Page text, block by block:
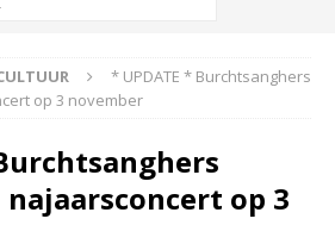
* UPDATE * Burchtsanghers
op 3 november
op 3